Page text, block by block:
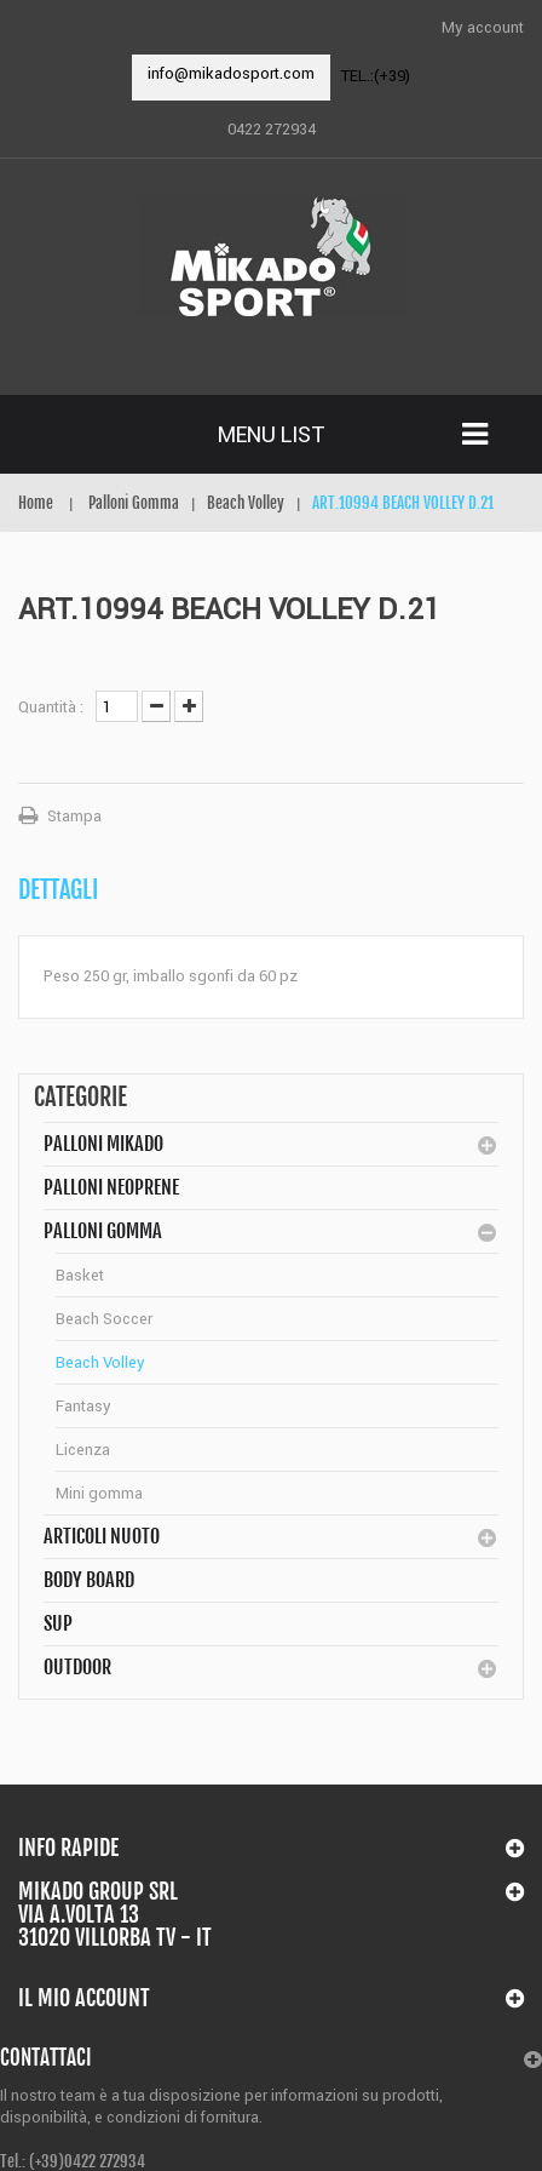
My account
info@mikadosport.com TEL.:(+39)
0422 272934
MENU LIST
Home Palloni Gomma Beach Volley ART.10994 BEACH VOLLEY D.21
ART.10994 BEACH VOLLEY D.21
Quantità :
Stampa
DETTAGLI
Peso 250 gr, imballo sgonfi da 60 pz
CATEGORIE
PALLONI MIKADO
PALLONI NEOPRENE
PALLONI GOMMA
Basket
Beach Soccer
Beach Volley
Fantasy
Licenza
Mini gomma
ARTICOLI NUOTO
BODY BOARD
SUP
OUTDOOR
INFO RAPIDE
MIKADO GROUP SRL
VIA A.VOLTA 13
31020 VILLORBA TV - IT
IL MIO ACCOUNT
CONTATTACI
Il nostro team è a tua disposizione per informazioni su prodotti,
disponibilità, e condizioni di fornitura.
Tel.: (+39)0422 272934